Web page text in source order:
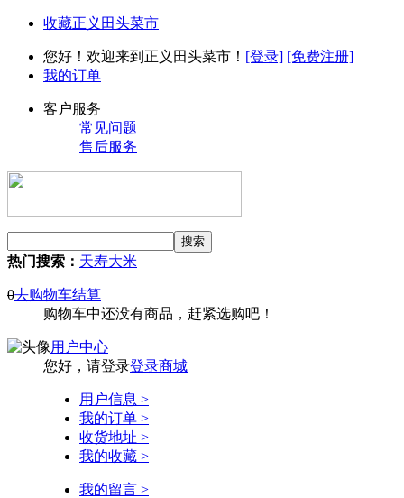
收藏正义田头菜市
您好！欢迎来到正义田头菜市！ [登录] [免费注册]
我的订单
客户服务
常见问题
售后服务
热门搜索： 天寿大米
0去购物车结算
购物车中还没有商品，赶紧选购吧！
用户中心
您好，请登录登录商城
用户信息 >
我的订单 >
收货地址 >
我的收藏 >
我的留言 >